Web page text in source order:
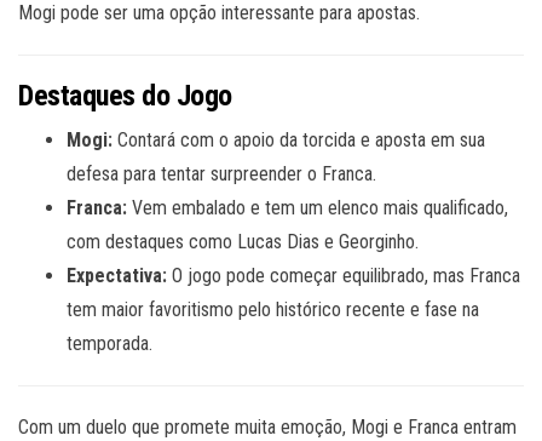
Mogi pode ser uma opção interessante para apostas.
Destaques do Jogo
Mogi: Contará com o apoio da torcida e aposta em sua
defesa para tentar surpreender o Franca.
Franca: Vem embalado e tem um elenco mais qualificado,
com destaques como Lucas Dias e Georginho.
Expectativa: O jogo pode começar equilibrado, mas Franca
tem maior favoritismo pelo histórico recente e fase na
temporada.
Com um duelo que promete muita emoção, Mogi e Franca entram